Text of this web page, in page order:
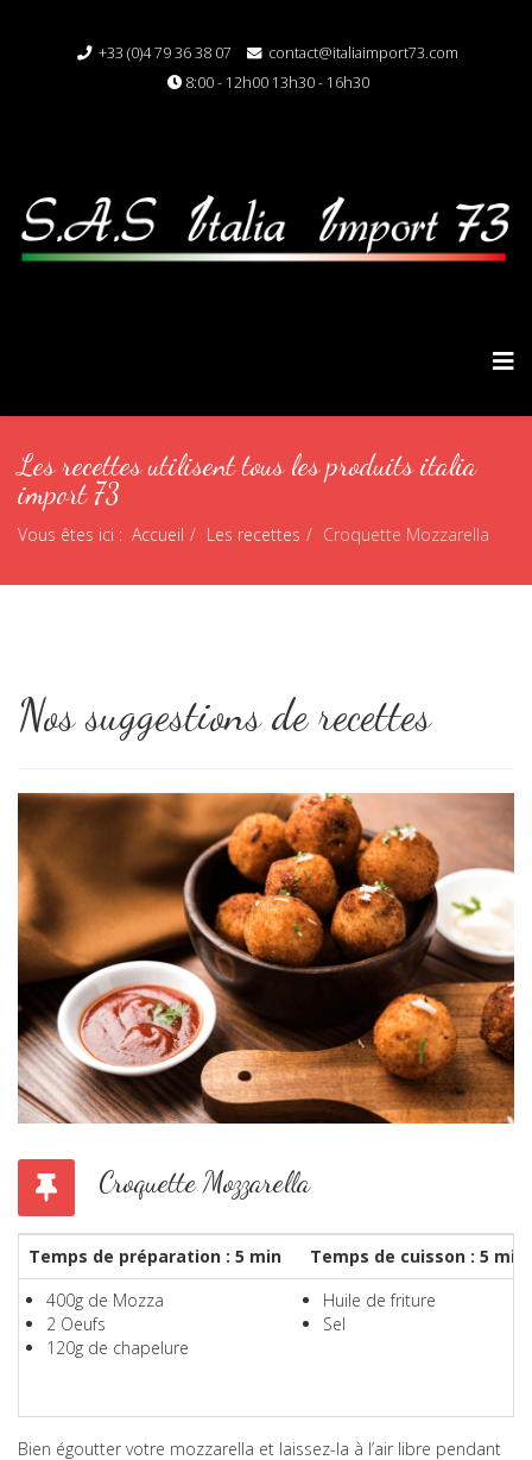
+33 (0)4 79 36 38 07
contact@italiaimport73.com
8:00 - 12h00 13h30 - 16h30
Les recettes utilisent tous les produits italia
import 73
Vous êtes ici : Accueil Les recettes Croquette Mozzarella
Nos suggestions de recettes
Croquette Mozzarella
Temps de préparation : 5 min
Temps de cuisson : 5 min
400g de Mozza
2 Oeufs
120g de chapelure
Huile de friture
Sel
Bien égoutter votre mozzarella et laissez-la à l’air libre pendant